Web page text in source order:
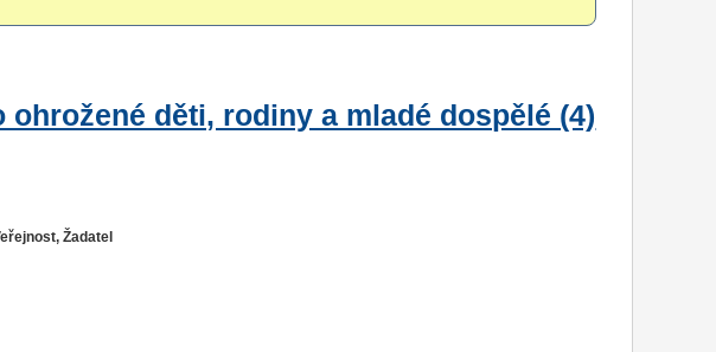
ohrožené děti, rodiny a mladé dospělé (4)
Žadatel